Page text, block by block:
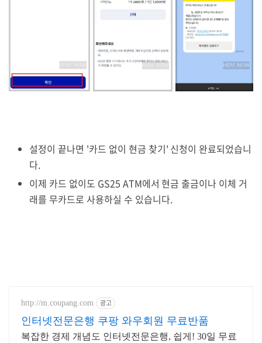
설정이 끝나면 '카드 없이 현금 찾기' 신청이 완료되었습니
다.
이제 카드 없이도 GS25 ATM에서 현금 출금이나 이체 거
래를 무카드로 사용하실 수 있습니다.
http://m.coupang.com 광고
인터넷전문은행 쿠팡 와우회원 무료반품
복잡한 경제 개념도 인터넷전문은행, 쉽게! 30일 무료